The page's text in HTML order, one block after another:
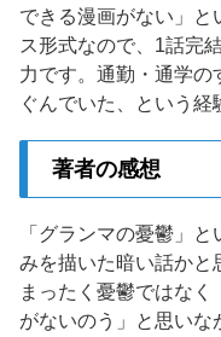
できる漫画がない」
ス形式なので、1話完
力です。通勤・通学の
ぐんでいた、という経
著者の感想
「グランマの憂鬱」
みを描いた暗い話かと
まったく憂鬱ではなく
がないのう」と思いな